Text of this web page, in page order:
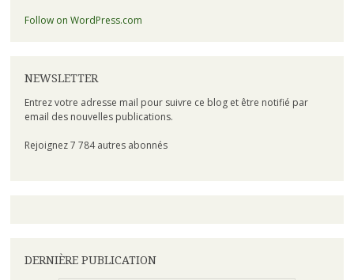
Follow on WordPress.com
NEWSLETTER
Entrez votre adresse mail pour suivre ce blog et être notifié par
email des nouvelles publications.
Rejoignez 7 784 autres abonnés
DERNIÈRE PUBLICATION